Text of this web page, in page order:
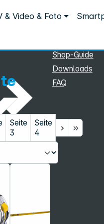
& Video & Foto
Seite
3
Seite
4
Shop-Guide
Downloads
FAQ